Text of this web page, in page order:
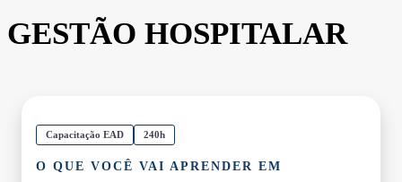
GESTÃO HOSPITALAR
Capacitação EAD 240h
O QUE VOCÊ VAI APRENDER EM